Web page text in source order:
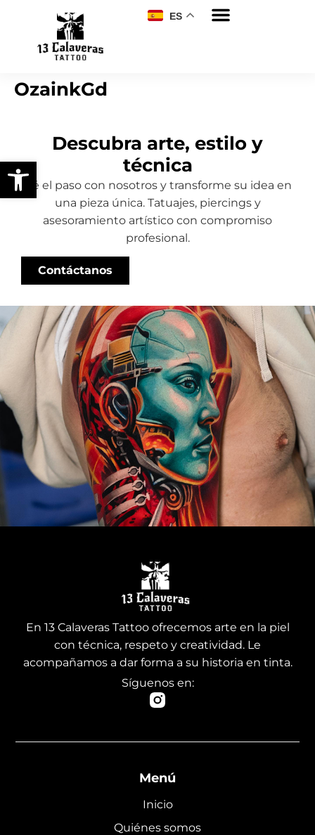
Abrir barra de herramientas
ES
OzainkGd
Descubra arte, estilo y
técnica
Dé el paso con nosotros y transforme su idea en
una pieza única. Tatuajes, piercings y
asesoramiento artístico con compromiso
profesional.
Contáctanos
En 13 Calaveras Tattoo ofrecemos arte en la piel
con técnica, respeto y creatividad. Le
acompañamos a dar forma a su historia en tinta.
Síguenos en:
Menú
Inicio
Quiénes somos